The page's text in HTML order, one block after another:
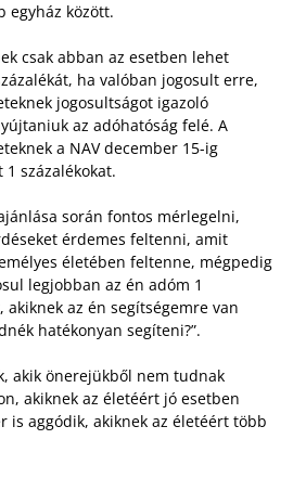
egyház között.
csak abban az esetben lehet
ha valóban jogosult erre,
jogosultságot igazoló
az adóhatóság felé. A
a NAV december 15-ig
százalékokat.
során fontos mérlegelni,
érdemes feltenni, amit
életében feltenne, mégpedig
legjobban az én adóm 1
akiknek az én segítségemre van
hatékonyan segíteni?”.
akik önerejükből nem tudnak
akiknek az életéért jó esetben
is aggódik, akiknek az életéért több